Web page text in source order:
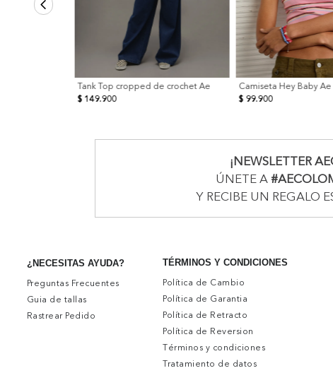
Tank Top cropped de crochet Ae
$ 149.900
Camiseta Hey Baby Ae
$ 99.900
¡NEWSLETTER
ÚNETE A
Y RECIBE UN REGALO
¿NECESITAS AYUDA?
Preguntas Frecuentes
Guia de tallas
Rastrear Pedido
TÉRMINOS Y CONDICIONES
Política de Cambio
Política de Garantia
Política de Retracto
Política de Reversion
Términos y condiciones
Tratamiento de datos